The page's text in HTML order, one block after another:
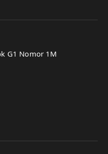
G1 Nomor 1M